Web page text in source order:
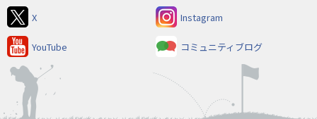
X Instagram
YouTube コミュニティブログ